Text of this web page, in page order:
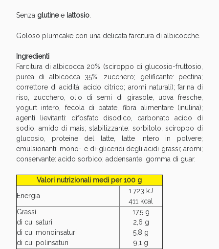
Senza glutinee lattosio.
Goloso plumcake con una delicata farcitura di albicocche.
Ingredienti
Farcitura di albicocca 20% (sciroppo di glucosio-fruttosio,
purea di albicocca 35%, zucchero; gelificante: pectina;
correttore di acidità: acido citrico; aromi naturali); farina di
riso, zucchero, olio di semi di girasole, uova fresche,
yogurt intero, fecola di patate, fibra alimentare (inulina);
agenti lievitanti: difosfato disodico, carbonato acido di
sodio, amido di mais; stabilizzante: sorbitolo; sciroppo di
glucosio, proteine del latte, latte intero in polvere;
emulsionanti: mono- e di-gliceridi degli acidi grassi; aromi;
conservante: acido sorbico; addensante: gomma di guar.
Valori nutrizionali medi per 100 g
Energia
1.723 kJ
411 kcal
Grassi
di cui saturi
di cui monoinsaturi
di cui polinsaturi
17,5 g
2,6 g
5,8 g
9,1 g
Sconto fino al 55% disponibile oggi!